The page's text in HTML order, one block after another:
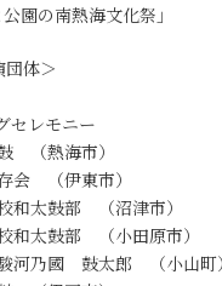
園の南熱海文化祭」
体＞
セレモニー
（熱海市）
会 （伊東市）
和太鼓部 （沼津市）
和太鼓部 （小田原市）
乃國 鼓太郎 （小山町）